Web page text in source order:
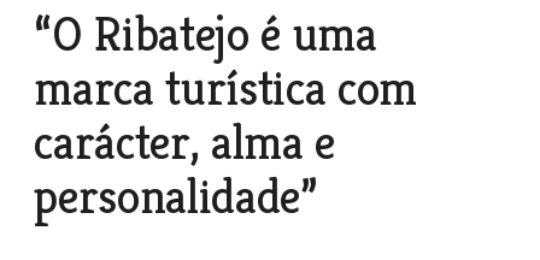
“O Ribatejo é uma
marca turística com
carácter, alma e
personalidade”